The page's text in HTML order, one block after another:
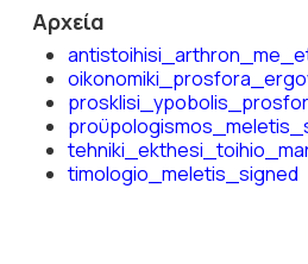
Αρχεία
timologio_meletis_signed